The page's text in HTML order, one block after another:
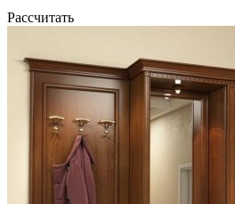
Рассчитать